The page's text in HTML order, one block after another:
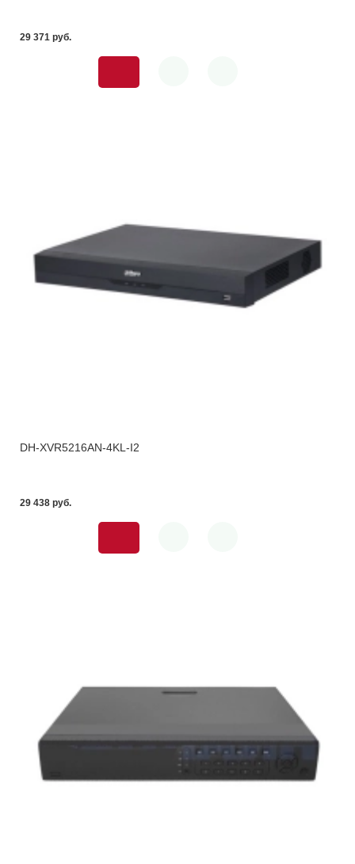
29 371 pуб.
DH-XVR5216AN-4KL-I2
29 438 pуб.